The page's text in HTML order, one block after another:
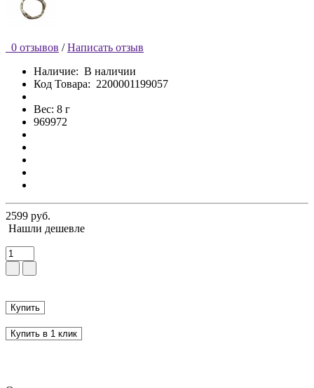
0 отзывов / Написать отзыв
Наличие: В наличии
Код Товара: 2200001199057
Вес: 8 г
969972
2599 руб.
Нашли дешевле
Купить
Купить в 1 клик